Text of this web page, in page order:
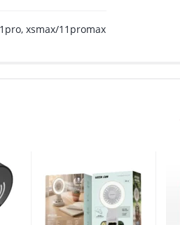
xsmax/11promax